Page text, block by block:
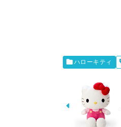
ハローキティ